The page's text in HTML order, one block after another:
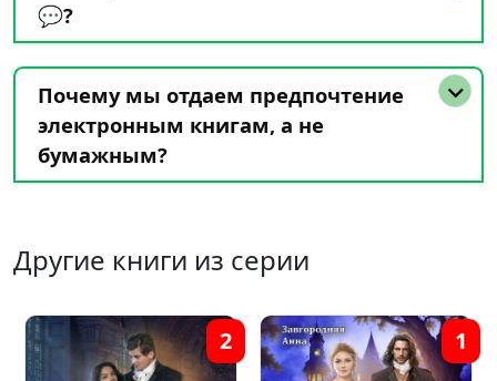
💬?
Почему мы отдаем предпочтение
электронным книгам, а не
бумажным?
Другие книги из серии
2 1